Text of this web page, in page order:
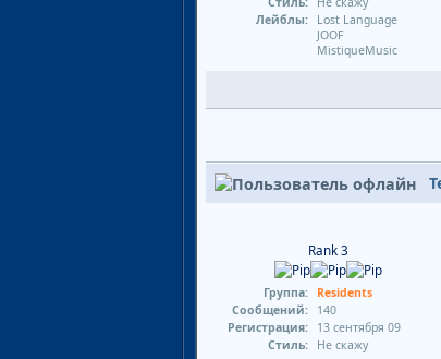
Лейблы:
Lost Language
JOOF
MistiqueMusic
Rank 3
Группа:
Residents
Сообщений:
140
Регистрация:
13 сентября 09
Стиль:
Не скажу